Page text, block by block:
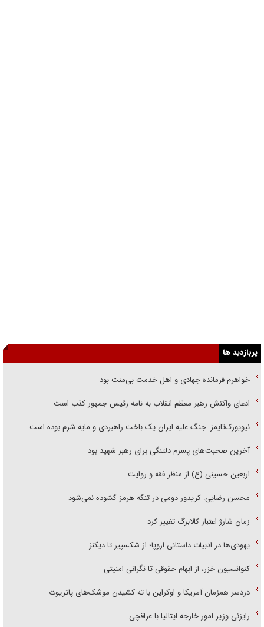
پربازدید ها
خواهرم فرمانده جهادی و اهل خدمت بی‌منت بود
ادعای واکنش رهبر معظم انقلاب به نامه رئیس جمهور کذب است
نیویورک‌تایمز: جنگ علیه ایران یک باخت راهبردی و مایه شرم بوده است
آخرین صحبت‌های پسرم دلتنگی برای رهبر شهید بود
اربعین حسینی (ع) از منظر فقه و روایت
محسن رضایی: کریدور دومی در تنگه هرمز گشوده نمی‌شود
زمان شارژ اعتبار کالابرگ تغییر کرد
یهودی‌ها در ادبیات داستانی اروپا؛ از شکسپیر تا دیکنز
کنوانسیون خزر، از ابهام حقوقی تا نگرانی امنیتی
دردسر همزمان آمریکا و اوکراین با ته کشیدن موشک‌های پاتریوت
رایزنی وزیر امور خارجه ایتالیا با عراقچی